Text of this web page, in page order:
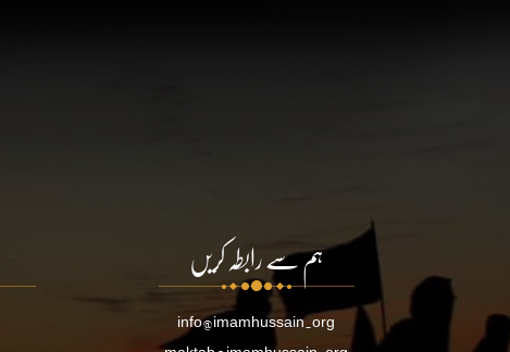
ہم سے رابطہ کریں
info@imamhussain.org